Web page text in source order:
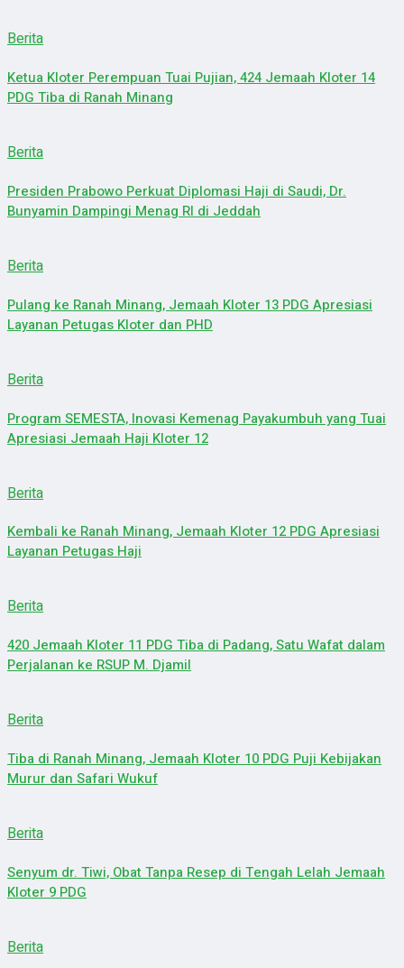
Berita
Ketua Kloter Perempuan Tuai Pujian, 424 Jemaah Kloter 14
PDG Tiba di Ranah Minang
Berita
Presiden Prabowo Perkuat Diplomasi Haji di Saudi, Dr.
Bunyamin Dampingi Menag RI di Jeddah
Berita
Pulang ke Ranah Minang, Jemaah Kloter 13 PDG Apresiasi
Layanan Petugas Kloter dan PHD
Berita
Program SEMESTA, Inovasi Kemenag Payakumbuh yang Tuai
Apresiasi Jemaah Haji Kloter 12
Berita
Kembali ke Ranah Minang, Jemaah Kloter 12 PDG Apresiasi
Layanan Petugas Haji
Berita
420 Jemaah Kloter 11 PDG Tiba di Padang, Satu Wafat dalam
Perjalanan ke RSUP M. Djamil
Berita
Tiba di Ranah Minang, Jemaah Kloter 10 PDG Puji Kebijakan
Murur dan Safari Wukuf
Berita
Senyum dr. Tiwi, Obat Tanpa Resep di Tengah Lelah Jemaah
Kloter 9 PDG
Berita